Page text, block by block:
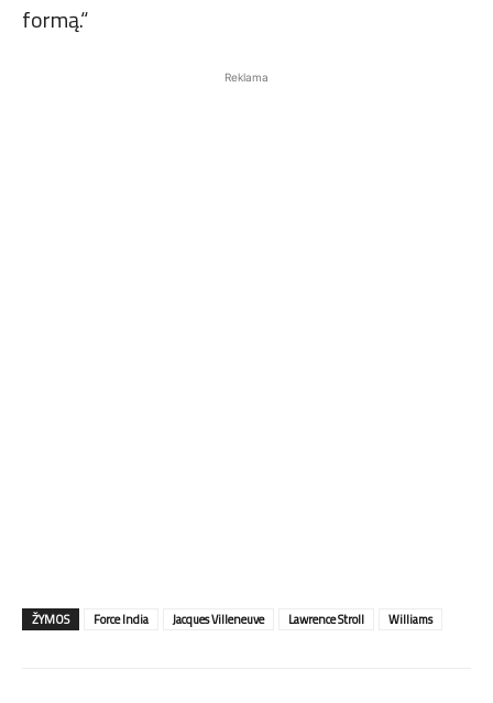
formą.“
Reklama
ŽYMOS Force India Jacques Villeneuve Lawrence Stroll Williams